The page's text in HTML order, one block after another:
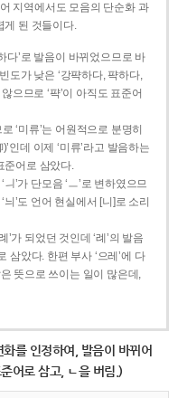
지역에서도 모음의 단순화 과
게 된 것들이다.
다’로 발음이 바뀌었으므로 바
도가 낮은 ‘강퍅하다, 퍅하다,
으므로 ‘퍅’이 아직도 표준어
‘미류’는 어원적으로 분명히
인데 이제 ‘미류’라고 발음하는
준어로 삼았다.
’가 단모음 ‘ㅡ’로 변하였으므
늬’도 언어 현실에서 [니]로 소리
’가 되었던 것인데 ‘례’의 발음
삼았다. 한편 부사 ‘으레’에 다
은 뜻으로 쓰이는 일이 많은데,
를 인정하여, 발음이 바뀌어
어로 삼고, ㄴ을 버림.)